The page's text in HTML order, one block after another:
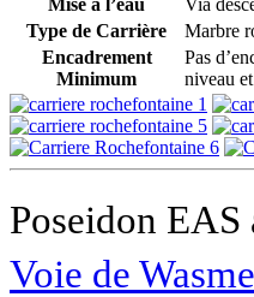
Type de Carrière
Marbre
Encadrement
Minimum
Pas
niveau
Poseidon EAS
Voie de